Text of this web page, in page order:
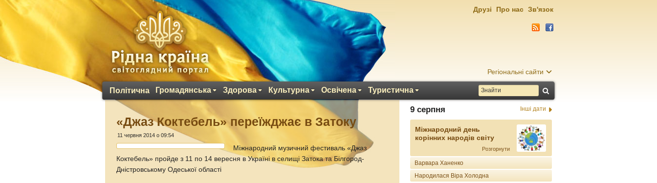
Регіональні сайти
Політична Громадянська Здорова Культурна Освічена Туристична
Друзі Про нас Зв'язок
«Джаз Коктебель» переїжджає в Затоку
11 червня 2014 о 09:54
Міжнародний музичний фестиваль «Джаз
Коктебель» пройде з 11 по 14 вересня в Україні в селищі Затока та Білгород-
Дністровському Одеської області
9 серпня Інші дати
Міжнародний день
корінних народів світу
Розгорнути
Варвара Ханенко
Народилася Віра Холодна